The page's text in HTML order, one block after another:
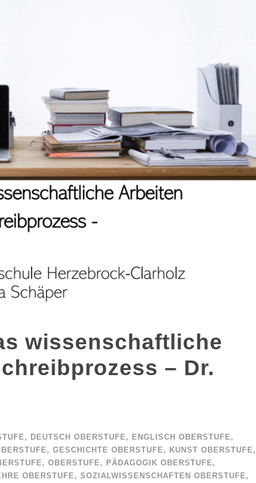
wissenschaftliche
– Dr.
, DEUTSCH OBERSTUFE , ENGLISCH OBERSTUFE ,
, GESCHICHTE OBERSTUFE , KUNST OBERSTUFE ,
, OBERSTUFE , PÄDAGOGIK OBERSTUFE ,
OBERSTUFE , SOZIALWISSENSCHAFTEN OBERSTUFE ,